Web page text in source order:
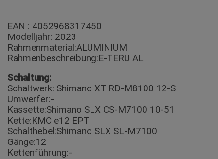
EAN : 4052968317450
Modelljahr: 2023
Rahmenmaterial:ALUMINIUM
Rahmenbeschreibung:E-TERU AL
Schaltung:
Schaltwerk: Shimano XT RD-M8100 12-S
Umwerfer:-
Kassette:Shimano SLX CS-M7100 10-51
Kette:KMC e12 EPT
Schalthebel:Shimano SLX SL-M7100
Gänge:12
Kettenführung:-